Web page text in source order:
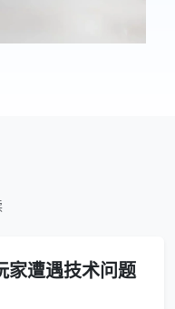
家遭遇技术问题